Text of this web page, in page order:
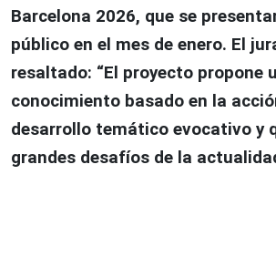
Barcelona 2026, que se
público en el mes de enero. El
resaltado: “El proyecto propone
conocimiento basado en la
desarrollo temático evocativo y
grandes desafíos de la